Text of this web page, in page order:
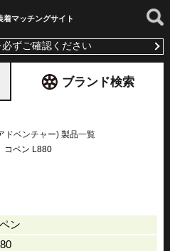
着マッチングサイト
ずご確認ください
ブランド検索
ドベンチャー) 製品一覧
コペン L880
ン